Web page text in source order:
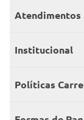
Atendimentos
Meus pedidos
Consumidor.gov
Institucional
Grupo Carrefour
Políticas
Políticas de